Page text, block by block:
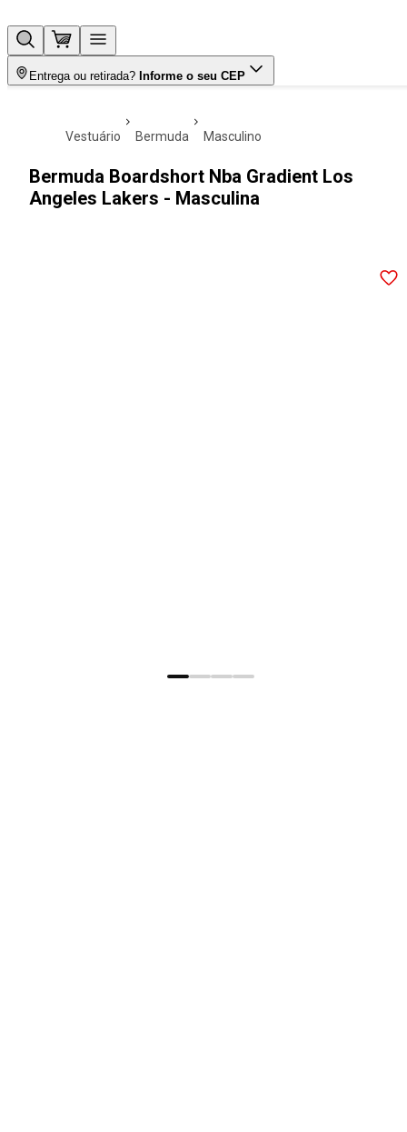
Entrega ou retirada? Informe o seu CEP
vestuário bermuda masculino
Bermuda Boardshort Nba Gradient Los
Angeles Lakers - Masculina